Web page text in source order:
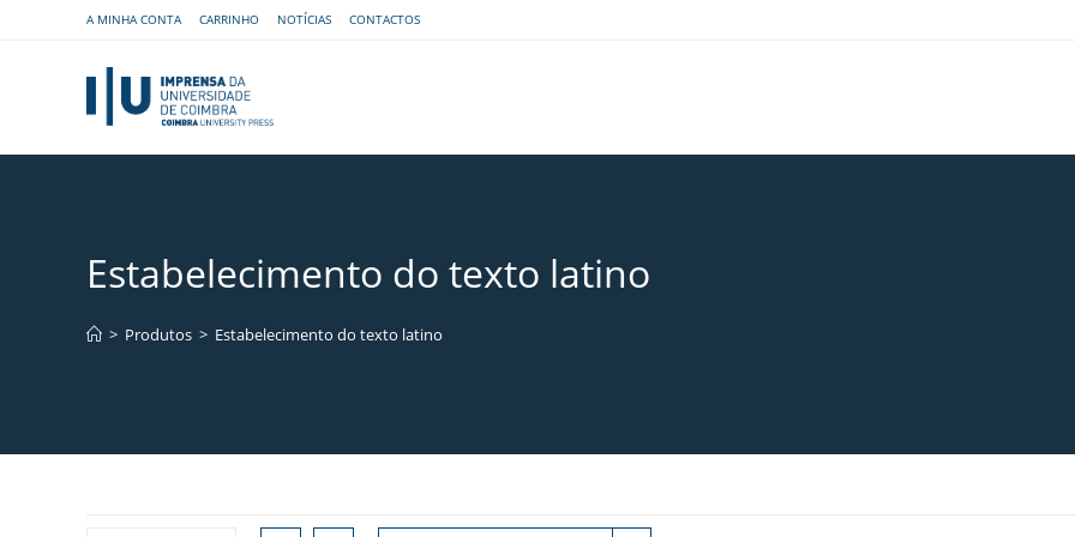
A MINHA CONTA CARRINHO NOTÍCIAS CONTACTOS
Estabelecimento do texto latino
> Produtos > Estabelecimento do texto latino